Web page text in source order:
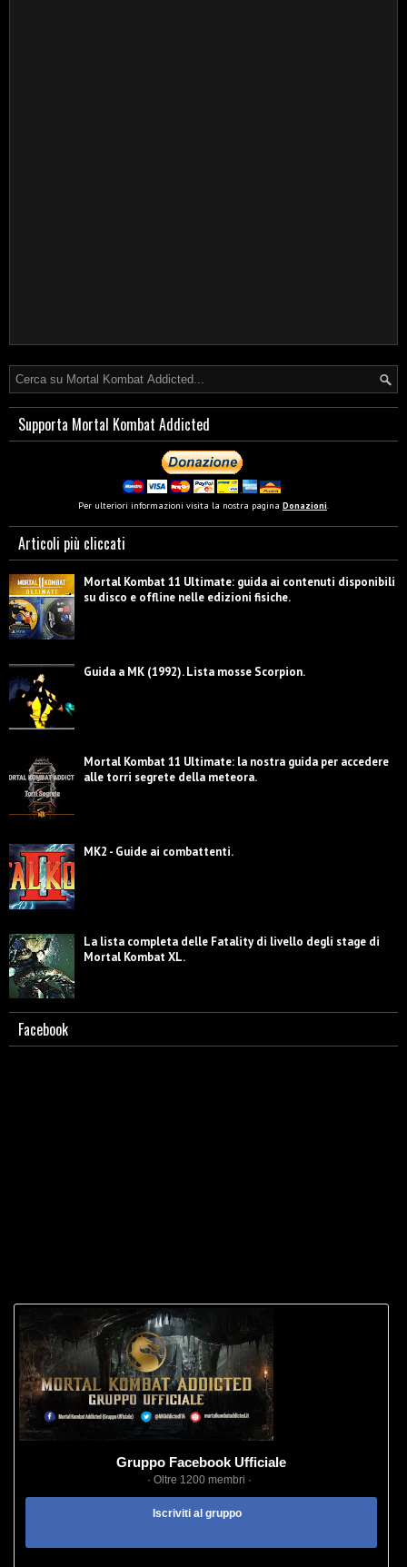
Supporta Mortal Kombat Addicted
Per ulteriori informazioni visita la nostra pagina Donazioni
Articoli più cliccati
Mortal Kombat 11 Ultimate: guida ai contenuti disponibili
su disco e offline nelle edizioni fisiche.
Guida a MK (1992). Lista mosse Scorpion.
Mortal Kombat 11 Ultimate: la nostra guida per accedere
alle torri segrete della meteora.
MK2 - Guide ai combattenti.
La lista completa delle Fatality di livello degli stage di
Mortal Kombat XL.
Facebook
Gruppo Facebook Ufficiale
· Oltre 1200 membri ·
Iscriviti al gruppo